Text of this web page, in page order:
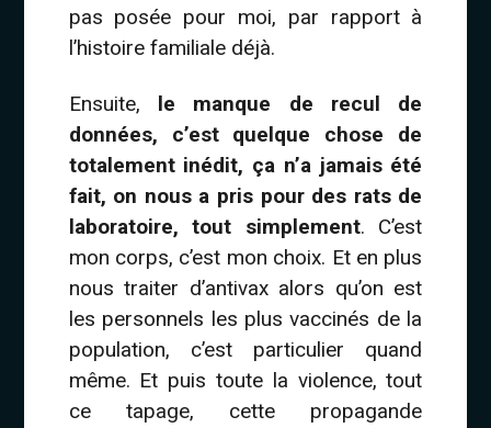
pas posée pour moi, par rapport à
l’histoire familiale déjà.
Ensuite, le manque de recul de
données, c’est quelque chose de
totalement inédit, ça n’a jamais été
fait, on nous a pris pour des rats de
laboratoire, tout simplement. C’est
mon corps, c’est mon choix. Et en plus
nous traiter d’antivax alors qu’on est
les personnels les plus vaccinés de la
population, c’est particulier quand
même. Et puis toute la violence, tout
ce tapage, cette propagande